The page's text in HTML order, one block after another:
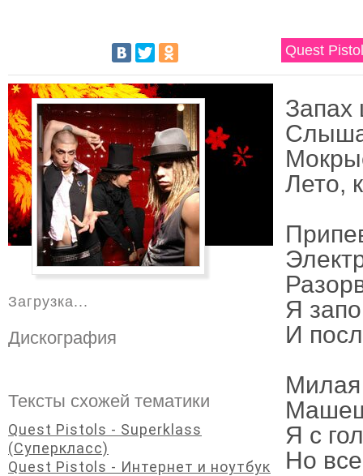
Quest
Запах
Лето,
Я
И
Я с
Но
Загрузка...
Дискография
Тексты схожей тематики
Quest Pistols - Superklass
(Суперкласс)
Quest Pistols - Интернет и ноутбук